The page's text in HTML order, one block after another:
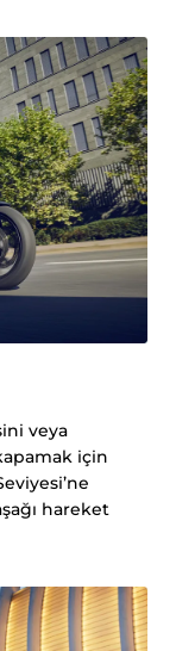
veya
için
hareket